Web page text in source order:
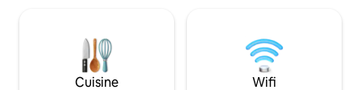
SONOS Friendly, cafetière Keurig,
cuisine entièrement équipée, plancher
chauffant, lit queen size confortable,
dessus de mon
de la salle de
unité, il y a une
Cuisine Wifi